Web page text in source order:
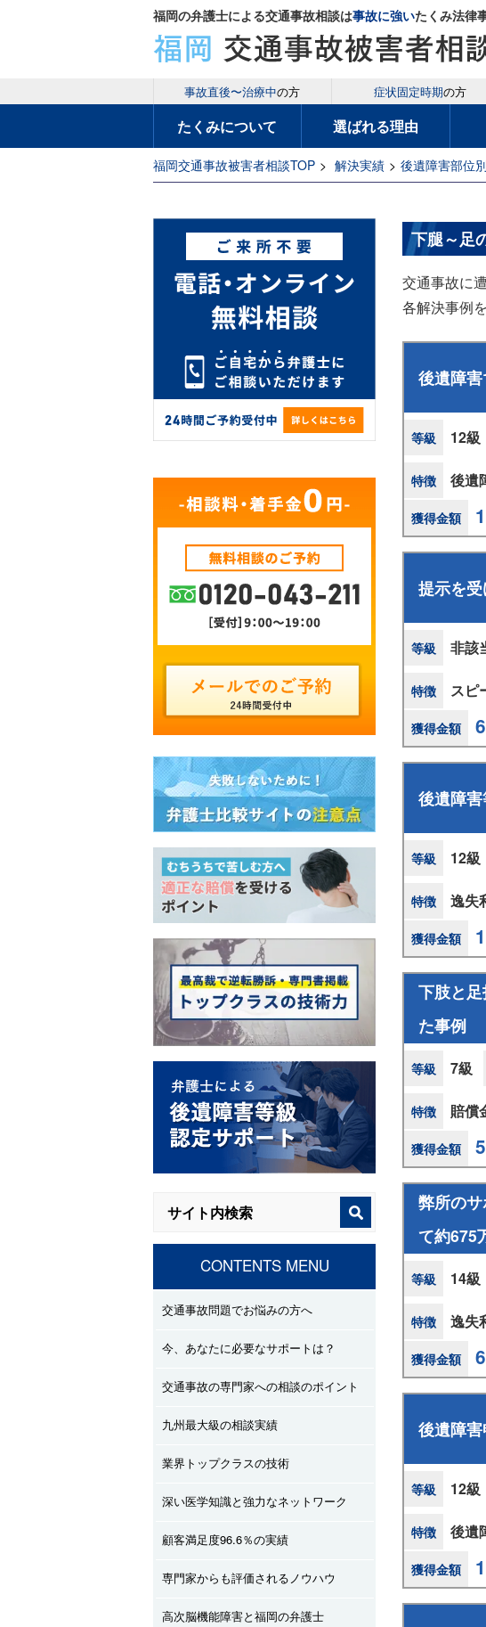
福岡の弁護士による交通事故相談は事故に強いたくみ法律
事故直後〜治療中の方 症状固定時期の方
たくみについて 選ばれる理由
福岡交通事故被害者相談TOP > 解決実績 > 後遺障害部位
下腿～足
交通事故に
各解決事例
後遺障
等級 12級
特徴 後遺
獲得金額
提示を
等級 非該
特徴 スピ
獲得金額
後遺障
等級 12級
特徴 逸失
獲得金額
下肢と
た事例
等級 7級
特徴 賠償
獲得金額
弊所の
て約675
等級 14級
特徴 逸失
獲得金額
後遺障
等級 12級
特徴 後遺
獲得金額
CONTENTS MENU
交通事故問題でお悩みの方へ
今、あなたに必要なサポートは？
交通事故の専門家への相談のポイント
九州最大級の相談実績
業界トップクラスの技術
深い医学知識と強力なネットワーク
顧客満足度96.6％の実績
専門家からも評価されるノウハウ
高次脳機能障害と福岡の弁護士